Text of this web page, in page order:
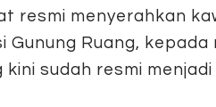
resmi menyerahkan
Ruang, kepada
sudah resmi